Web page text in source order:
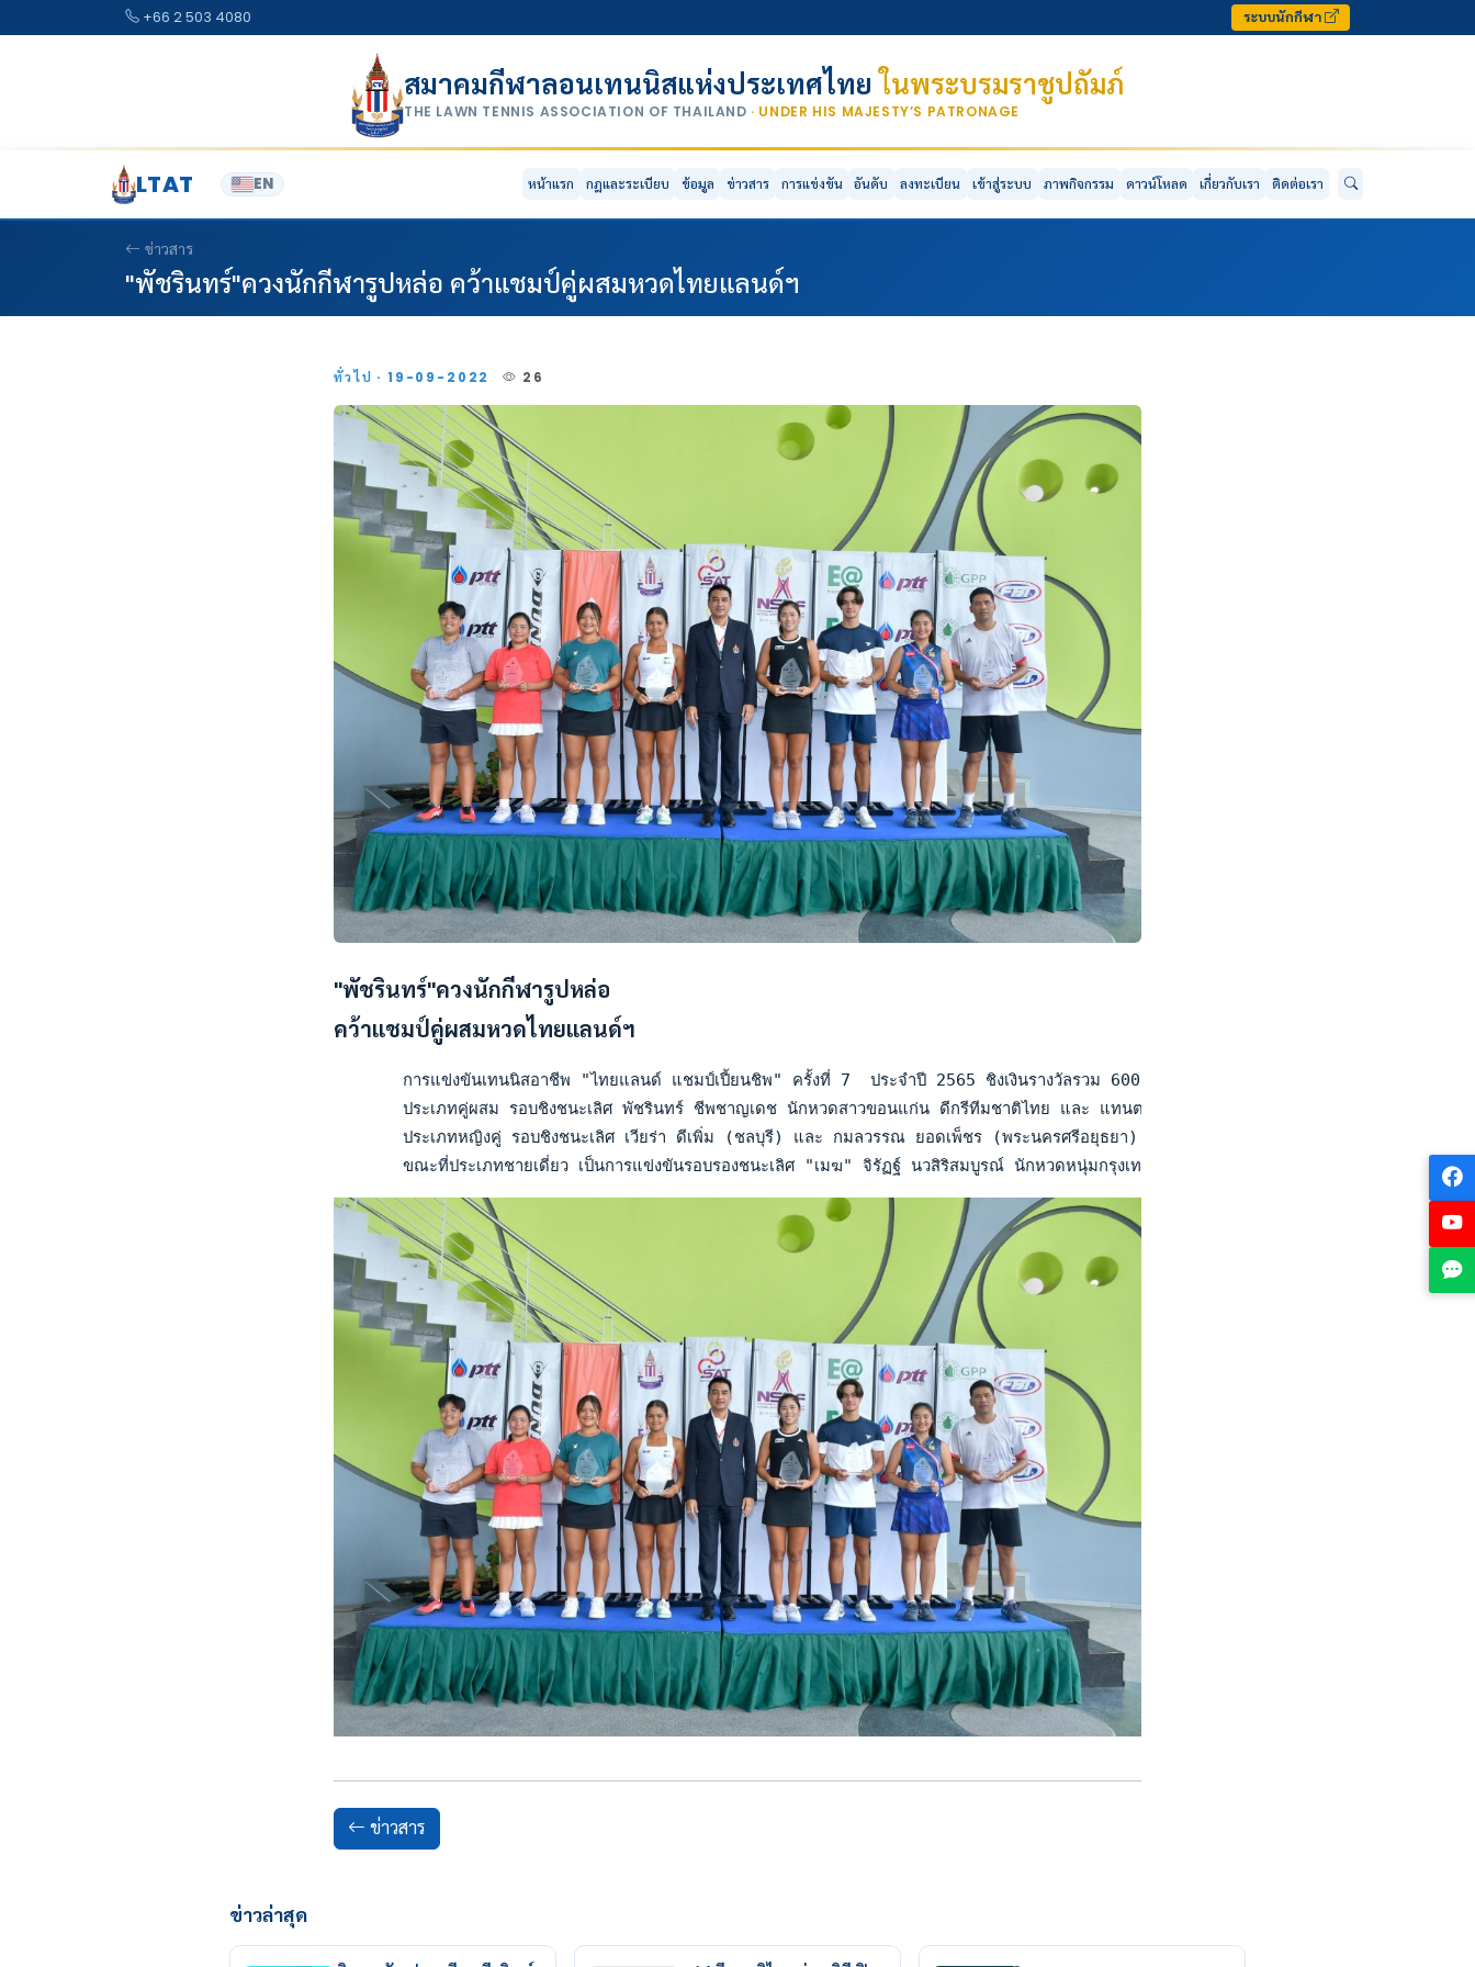
+66 2 503 4080 ระบบนักกีฬา
สมาคมกีฬาลอนเทนนิสแห่งประเทศไทยในพระบรมราชูปถัมภ์
THE LAWN TENNIS ASSOCIATION OF THAILAND · UNDER HIS MAJESTY’S PATRONAGE
LTAT EN หน้าแรก กฎและระเบียบ ข้อมูล ข่าวสาร การแข่งขัน อันดับ ลงทะเบียน เข้าสู่ระบบ ภาพกิจกรรม ดาวน์โหลด เกี่ยวกับเรา ติดต่อเรา
ข่าวสาร
"พัชรินทร์"ควงนักกีฬารูปหล่อ คว้าแชมป์คู่ผสมหวดไทยแลนด์ฯ
ทั่วไป · 19-09-2022 26
"พัชรินทร์"ควงนักกีฬารูปหล่อ
คว้าแชมป์คู่ผสมหวดไทยแลนด์ฯ
การแข่งขันเทนนิสอาชีพ "ไทยแลนด์ แชมป์เปี้ยนชิพ" ครั้งที่ 7  ประจำปี 2565 ชิงเงินรางวัลรวม 600,000 บาท ณ ศูนย์พัฒนากีฬาเทนนิสแห่งชา
ประเภทคู่ผสม รอบชิงชนะเลิศ พัชรินทร์ ชีพชาญเดช นักหวดสาวขอนแก่น ดีกรีทีมชาติไทย และ แทนตะวัน ทัดเดโอ มายอลิ แม็คจิโอลิ จาก กรุง
ประเภทหญิงคู่ รอบชิงชนะเลิศ เวียร่า ดีเพิ่ม (ชลบุรี) และ กมลวรรณ ยอดเพ็ชร (พระนครศรีอยุธยา) ชนะ ภัทรวดี อธิษฐ์โภคิน (กระบี่) และ
ขณะที่ประเภทชายเดี่ยว เป็นการแข่งขันรอบรองชนะเลิศ "เมฆ" จิรัฏฐ์ นวสิริสมบูรณ์ นักหวดหนุ่มกรุงเทพฯ มือวางอันดับ 1 ของรายการ พบกับ "
ข่าวสาร
ข่าวล่าสุด